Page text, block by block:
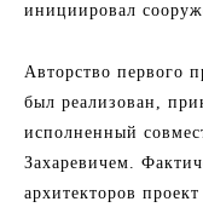
инициировал
Авторство первого
был реализован,
исполненный
Захаревичем.
архитекторов